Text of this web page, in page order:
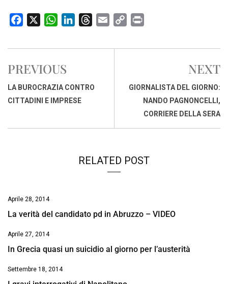
c
b
o
o
W
a
s
A
p
n
d
I
r
d
a
p
i
PREVIOUS
LA BUROCRAZIA CONTRO
CITTADINI E IMPRESE
NEXT
GIORNALISTA DEL GIORNO:
NANDO PAGNONCELLI,
CORRIERE DELLA SERA
RELATED POST
Aprile 28, 2014
La verità del candidato pd in Abruzzo – VIDEO
Aprile 27, 2014
In Grecia quasi un suicidio al giorno per l’austerità
Settembre 18, 2014